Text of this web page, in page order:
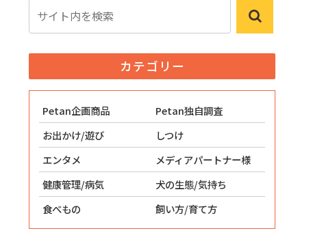
カテゴリー
Petan企画商品
Petan独自調査
お出かけ/遊び
しつけ
エンタメ
メディアパートナー様
健康管理/病気
犬の生態/気持ち
食べもの
飼い方/育て方